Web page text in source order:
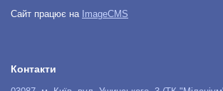
Сайт працює на ImageCMS
Контакти